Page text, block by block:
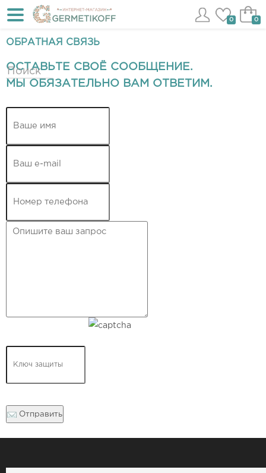
0 0
ОБРАТНАЯ СВЯЗЬ
ОСТАВЬТЕ СВОЁ СООБЩЕНИЕ.
МЫ ОБЯЗАТЕЛЬНО ВАМ ОТВЕТИМ.
Отправить